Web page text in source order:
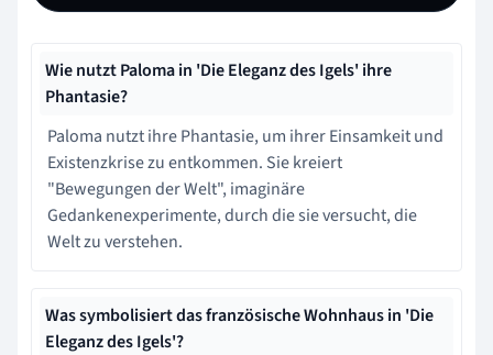
Wie nutzt Paloma in 'Die Eleganz des Igels' ihre
Phantasie?
Paloma nutzt ihre Phantasie, um ihrer Einsamkeit und
Existenzkrise zu entkommen. Sie kreiert
"Bewegungen der Welt", imaginäre
Gedankenexperimente, durch die sie versucht, die
Welt zu verstehen.
Was symbolisiert das französische Wohnhaus in 'Die
Eleganz des Igels'?